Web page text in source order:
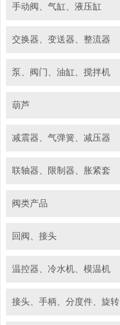
手动阀、气缸、液压缸
交换器、变送器、整流器
泵、阀门、油缸、搅拌机
葫芦
减震器、气弹簧、减压器
联轴器、限制器、胀紧套
阀类产品
回阀、接头
温控器、冷水机、模温机
接头、手柄、分度件、旋转